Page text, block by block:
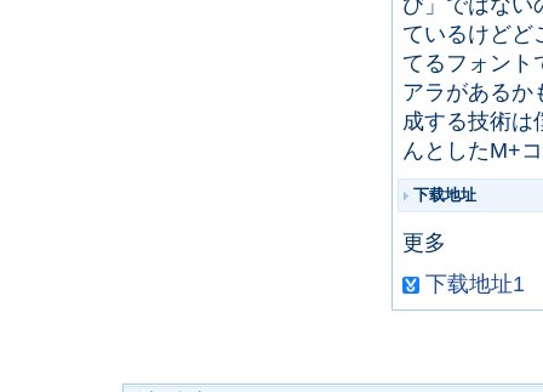
ているけどど
てるフォント
アラがあるか
成する技術
んとしたM+
下载地址
更多
下载地址1